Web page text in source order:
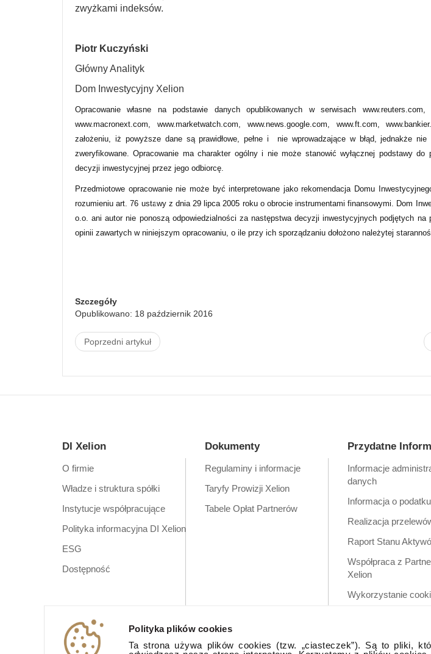
Polityka plików cookies
Ta strona używa plików cookies (tzw. „ciasteczek”). Są to pliki,
zwyżkami indeksów.
Piotr Kuczyński
Główny Analityk
Dom Inwestycyjny Xelion
Opracowanie własne na podstawie danych opublikowanych w serwisach www.reuters.com,
www.macronext.com, www.marketwatch.com, www.news.google.com, www.ft.com,
założeniu, iż powyższe dane są prawidłowe, pełne i nie wprowadzające w błąd, jednakże nie
zweryfikowane. Opracowanie ma charakter ogólny i nie może stanowić wyłącznej podstawy do
decyzji inwestycyjnej przez jego odbiorcę.
Przedmiotowe opracowanie nie może być interpretowane jako rekomendacja Domu
rozumieniu art. 76 ustawy z dnia 29 lipca 2005 roku o obrocie instrumentami finansowymi. Dom
o.o. ani autor nie ponoszą odpowiedzialności za następstwa decyzji inwestycyjnych podjętych na
opinii zawartych w niniejszym opracowaniu, o ile przy ich sporządzaniu dołożono należytej
Szczegóły
Opublikowano: 18 październik 2016
Poprzedni artykuł
DI Xelion
O firmie
Władze i struktura spółki
Instytucje współpracujące
Polityka informacyjna DI Xelion
ESG
Dostępność
Dokumenty
Regulaminy i informacje
Taryfy Prowizji Xelion
Tabele Opłat Partnerów
Przydatne
Informacje
danych
Informacja o podatku
Realizacja
Raport Stanu
Współpraca z
Xelion
Wykorzystanie
aplikacji mobilnej